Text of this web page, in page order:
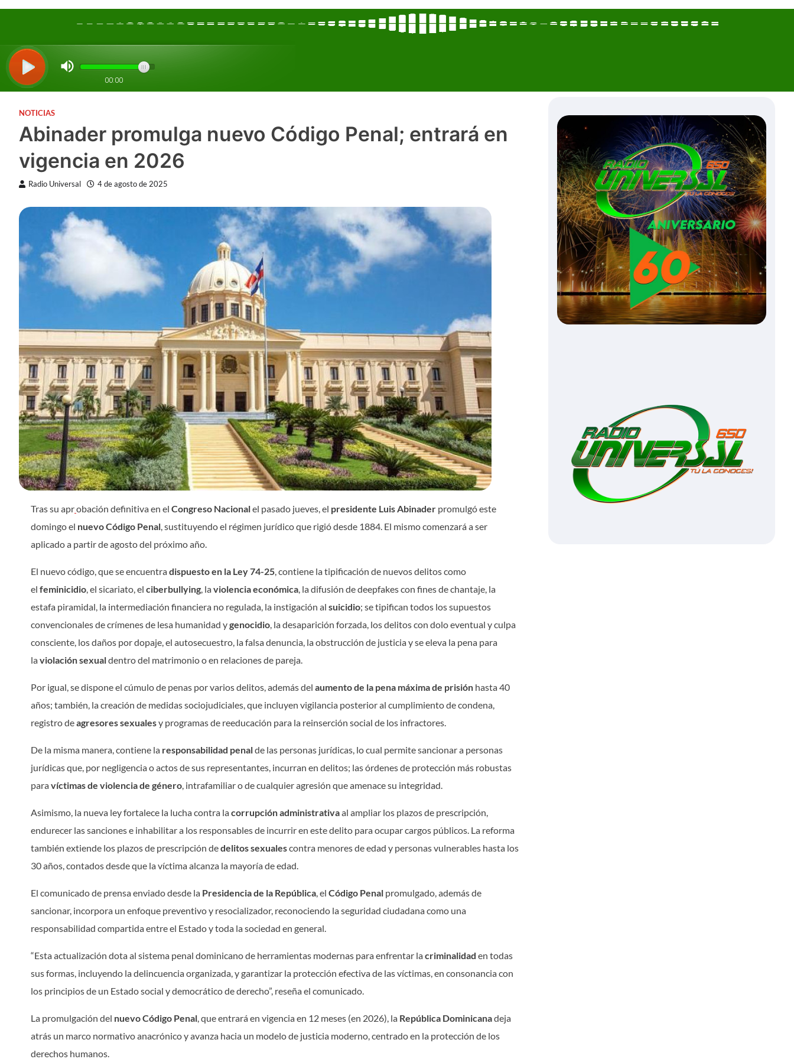
NOTICIAS
Abinader promulga nuevo Código Penal; entrará en
vigencia en 2026
Radio Universal 4 de agosto de 2025
Tras su aprobación definitiva en el Congreso Nacionalel pasado jueves, el presidente Luis Abinader promulgó este
domingo el nuevo Código Penal, sustituyendo el régimen jurídico que rigió desde 1884. El mismo comenzará a ser
aplicado a partir de agosto del próximo año.
El nuevo código, que se encuentradispuesto en la Ley 74-25, contiene la tipificación de nuevos delitos como
el feminicidio, el sicariato, el ciberbullying, laviolencia económica, la difusión de deepfakes con fines de chantaje, la
estafa piramidal, la intermediación financiera no regulada, la instigación al suicidio; se tipifican todos los supuestos
convencionales de crímenes de lesa humanidad ygenocidio, la desaparición forzada, los delitos con dolo eventual y culpa
consciente, los daños por dopaje, el autosecuestro, la falsa denuncia, la obstrucción de justicia y se eleva la pena para
laviolación sexualdentro del matrimonio o en relaciones de pareja.
Por igual, se dispone el cúmulo de penas por varios delitos, además del aumento de la pena máxima de prisión hasta 40
años; también, la creación de medidas sociojudiciales, que incluyen vigilancia posterior al cumplimiento de condena,
registro deagresores sexualesy programas de reeducación para la reinserción social de los infractores.
De la misma manera, contiene la responsabilidad penalde las personas jurídicas, lo cual permite sancionar a personas
jurídicas que, por negligencia o actos de sus representantes, incurran en delitos; las órdenes de protección más robustas
paravíctimas de violencia de género, intrafamiliar o de cualquier agresión que amenace su integridad.
Asimismo, la nueva ley fortalece la lucha contra lacorrupción administrativaal ampliar los plazos de prescripción,
endurecer las sanciones e inhabilitar a los responsables de incurrir en este delito para ocupar cargos públicos. La reforma
también extiende los plazos de prescripción dedelitos sexualescontra menores de edad y personas vulnerables hasta los
30 años, contados desde que la víctima alcanza la mayoría de edad.
El comunicado de prensa enviado desde la Presidencia de la República, el Código Penal promulgado, además de
sancionar, incorpora un enfoque preventivo y resocializador, reconociendo la seguridad ciudadana como una
responsabilidad compartida entre el Estado y toda la sociedad en general.
“Esta actualización dota al sistema penal dominicano de herramientas modernas para enfrentar lacriminalidad en todas
sus formas, incluyendo la delincuencia organizada, y garantizar la protección efectiva de las víctimas, en consonancia con
los principios de un Estado social y democrático de derecho”, reseña el comunicado.
La promulgación del nuevo Código Penal, que entrará en vigencia en 12 meses (en 2026), la República Dominicanadeja
atrás un marco normativo anacrónico y avanza hacia un modelo de justicia moderno, centrado en la protección de los
derechos humanos.